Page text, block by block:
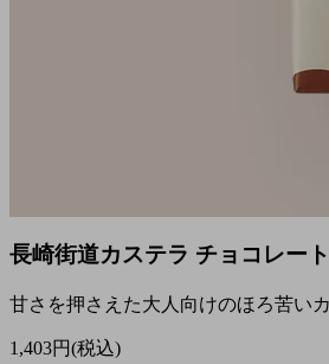
長崎街道カステラ チョコレー
甘さを押さえた大人向けのほろ苦い
1,403円(税込)